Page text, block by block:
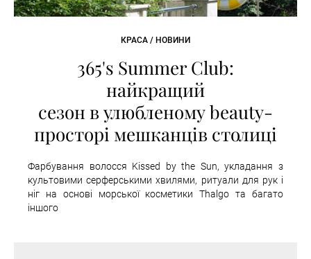
КРАСА / НОВИНИ
365's Summer Club:
найкращий
сезон в улюбленому beauty-
просторі мешканців столиці
Фарбування волосся Kissed by the Sun, укладання з
культовими серферськими хвилями, ритуали для рук і
ніг на основі морської косметики Thalgo та багато
іншого